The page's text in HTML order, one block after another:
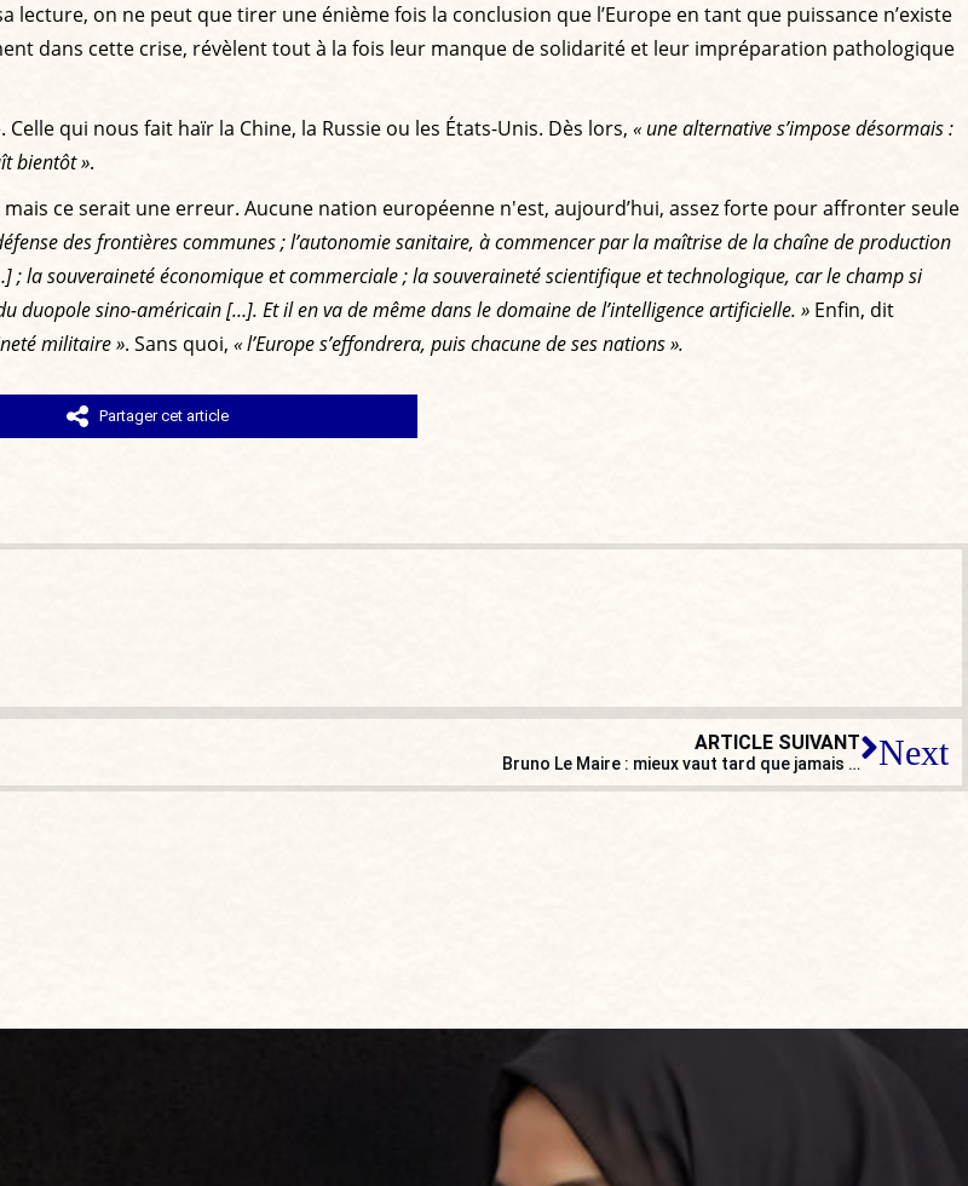
lecture, on ne peut que tirer une énième fois la conclusion que l’Europe en tant que puissance n’existe
dans cette crise, révèlent tout à la fois leur manque de solidarité et leur impréparation pathologique
qui nous fait haïr la Chine, la Russie ou les États-Unis. Dès lors, « une alternative s’impose désormais :
bientôt ».
ce serait une erreur. Aucune nation européenne n'est, aujourd’hui, assez forte pour affronter seule
des frontières communes ; l’autonomie sanitaire, à commencer par la maîtrise de la chaîne de production
la souveraineté économique et commerciale ; la souveraineté scientifique et technologique, car le champ si
duopole sino-américain […]. Et il en va de même dans le domaine de l’intelligence artificielle. » Enfin, dit
militaire ». Sans quoi, « l’Europe s’effondrera, puis chacune de ses nations ».
Partager cet article
ARTICLE SUIVANT
Bruno Le Maire : mieux vaut tard que jamais … Next